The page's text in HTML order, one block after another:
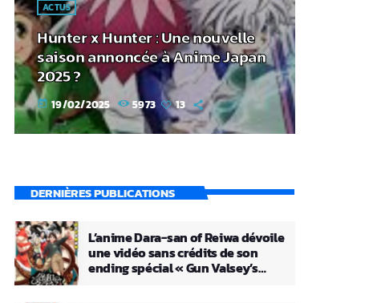
ACTUS
Hunter x Hunter : Une nouvelle
saison annoncée à Anime Japan
2025 ?
today 19/02/2025 5973 13
DERNIÈRES PUBLICATIONS
L’anime Dara-san of Reiwa dévoile
une vidéo sans crédits de son
ending spécial « Gun Valsey’s